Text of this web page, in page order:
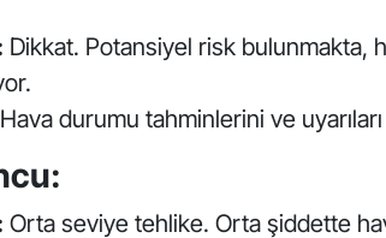
Dikkat. Potansiyel risk bulunmakta,
Hava durumu tahminlerini ve
Orta seviye tehlike. Orta şiddette